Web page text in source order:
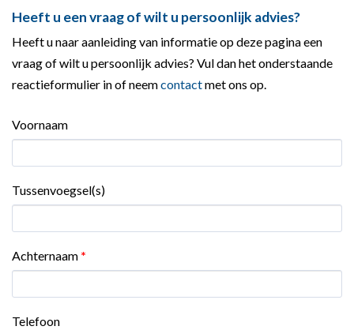
Heeft u een vraag of wilt u persoonlijk advies?
Heeft u naar aanleiding van informatie op deze pagina een
vraag of wilt u persoonlijk advies? Vul dan het onderstaande
reactieformulier in of neemcontactmet ons op.
Voornaam
Tussenvoegsel(s)
Achternaam *
Telefoon